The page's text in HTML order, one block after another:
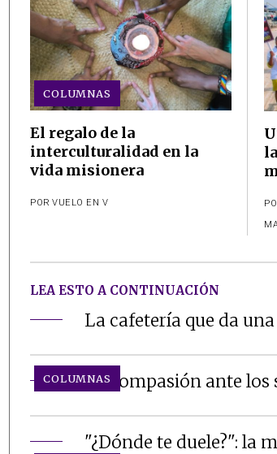
COLUMNAS
El regalo de la
interculturalidad en la
vida misionera
POR VUELO EN V
LEA ESTO A CONTINUACIÓN
La cafetería que da
La compasión ante
COLUMNAS
"¿Dónde te duele?": la